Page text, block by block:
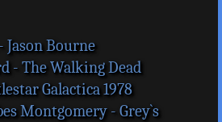
Jason Bourne
- The Walking Dead
Galactica 1978
Montgomery - Grey`s